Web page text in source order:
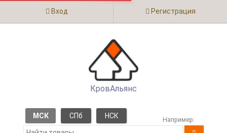
Вход Регистрация
КровАльянс
МСК СПб НСК Например: